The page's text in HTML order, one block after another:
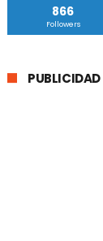
866
Followers
PUBLICIDAD